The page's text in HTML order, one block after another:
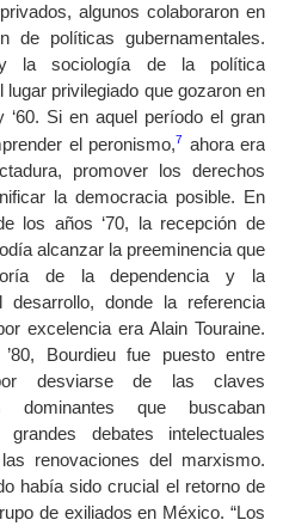
algunos colaboraron en
de políticas gubernamentales.
la sociología de la política
lugar privilegiado que gozaron en
‘60. Si en aquel período el gran
el peronismo,7
ahora era
promover los derechos
la democracia posible. En
los años ‘70, la recepción de
alcanzar la preeminencia que
de la dependencia y la
desarrollo, donde la referencia
excelencia era Alain Touraine.
Bourdieu fue puesto entre
desviarse de las claves
dominantes que buscaban
grandes debates intelectuales
renovaciones del marxismo.
había sido crucial el retorno de
de exiliados en México. “Los